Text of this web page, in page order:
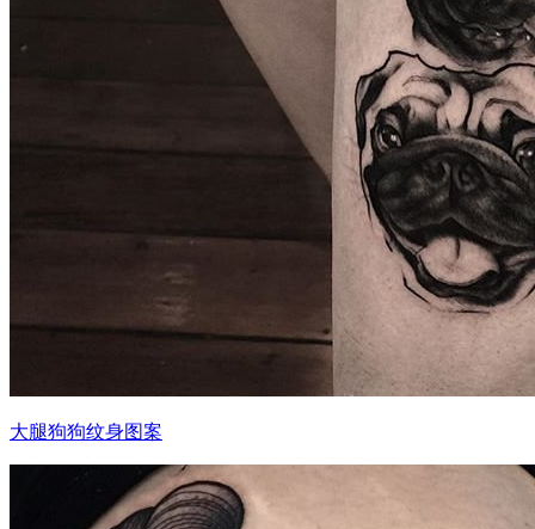
大腿狗狗纹身图案